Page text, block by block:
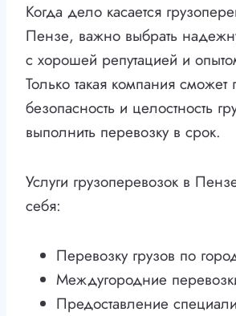
Когда дело касается
Пензе, важно выбрать
с хорошей репутацией и
Только такая компания сможет
безопасность и целостность
выполнить перевозку в срок.
Услуги грузоперевозок в
себя:
Перевозку грузов по
Междугородние
Предоставление